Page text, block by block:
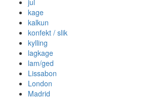
jul
kage
kalkun
konfekt / slik
kylling
lagkage
lam/ged
Lissabon
London
Madrid